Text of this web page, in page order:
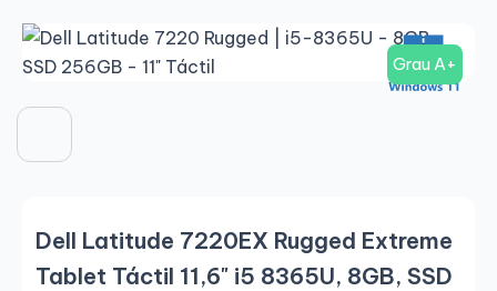
Grau A+
Dell Latitude 7220EX Rugged Extreme
Tablet Táctil 11,6" i5 8365U, 8GB, SSD